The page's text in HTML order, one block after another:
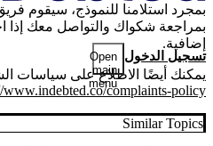
تسجيل الدخول Open
main
menu
بمجرد استلامنا للنموذج، سيقوم فريق
بمراجعة شكواك والتواصل معك إذا
إضافية.
يمكنك أيضًا الاطلاع على سياسات
www.indebted.co/complaints-policy/
Similar Topics